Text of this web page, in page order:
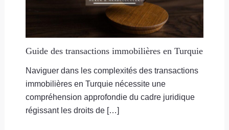
Guide des transactions immobilières en Turquie
Naviguer dans les complexités des transactions
immobilières en Turquie nécessite une
compréhension approfondie du cadre juridique
régissant les droits de […]